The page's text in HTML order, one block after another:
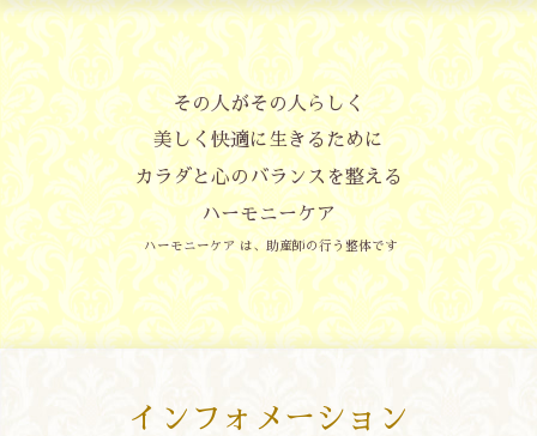
その人がその人らしく
美しく快適に生きるために
カラダと心のバランスを整える
ハーモニーケア
ハーモニーケア は、助産師の行う整体です
インフォメーション